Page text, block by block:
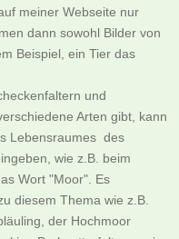
meiner Webseite nur
dann sowohl Bilder von
Beispiel, ein Tier das
und
Arten gibt, kann
Lebensraumes des
wie z.B. beim
Wort "Moor". Es
diesem Thema wie z.B.
der Hochmoor